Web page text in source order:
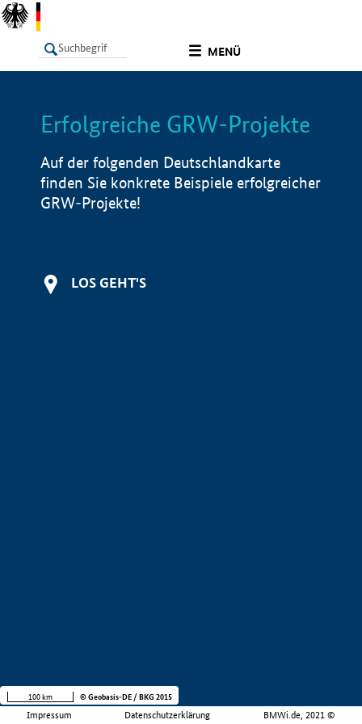
MENÜ
LISTE Info
Erfolgreiche GRW-Projekte
Auf der folgenden Deutschlandkarte
finden Sie konkrete Beispiele erfolgreicher
GRW-Projekte!
LOS GEHT'S
Impressum Datenschutzerklärung BMWi.de, 2021 ©
100 km © Geobasis-DE / BKG 2015